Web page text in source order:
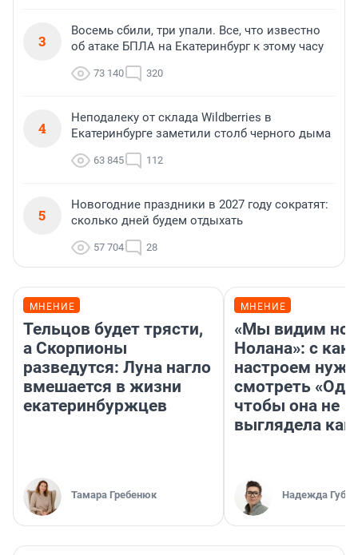
3
Восемь сбили, три упали. Все, что известно
об атаке БПЛА на Екатеринбург к этому часу
73 140 320
4
Неподалеку от склада Wildberries в
Екатеринбурге заметили столб черного дыма
63 845 112
5
Новогодние праздники в 2027 году сократят:
сколько дней будем отдыхать
57 704 28
МНЕНИЕ
Тельцов будет трясти,
а Скорпионы
разведутся: Луна нагло
вмешается в жизни
екатеринбуржцев
Тамара Гребенюк
МНЕНИЕ
«Мы видим
Нолана»: с
настроем
смотреть
чтобы она не
выглядела как
Надежда